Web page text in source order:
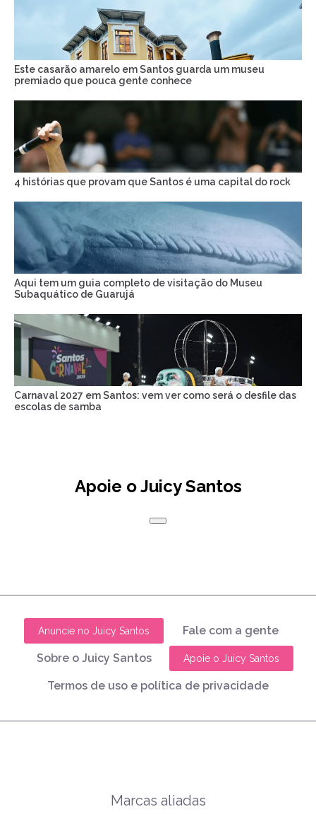
Este casarão amarelo em Santos guarda um museu
premiado que pouca gente conhece
4 histórias que provam que Santos é uma capital do rock
Aqui tem um guia completo de visitação do Museu
Subaquático de Guarujá
Carnaval 2027 em Santos: vem ver como será o desfile das
escolas de samba
Apoie o Juicy Santos
Anuncie no Juicy Santos Fale com a gente
Sobre o Juicy Santos Apoie o Juicy Santos
Termos de uso e política de privacidade
Marcas aliadas